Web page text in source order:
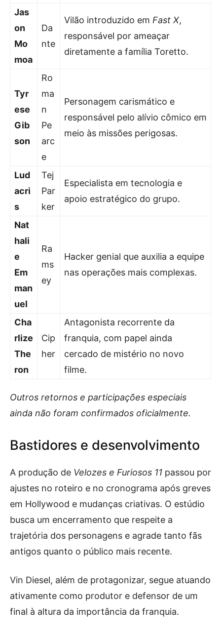
Jas
on
Mo
moa
Da
nte
Vilão introduzido em Fast X,
responsável por ameaçar
diretamente a família Toretto.
Tyr
ese
Gib
son
Ro
ma
n
Pe
arc
e
Personagem carismático e
responsável pelo alívio cômico em
meio às missões perigosas.
Lud
acri
s
Tej
Par
ker
Especialista em tecnologia e
apoio estratégico do grupo.
Nat
hali
e
Em
man
uel
Ra
ms
ey
Hacker genial que auxilia a equipe
nas operações mais complexas.
Cha
rlize
The
ron
Cip
her
Antagonista recorrente da
franquia, com papel ainda
cercado de mistério no novo
filme.
Outros retornos e participações especiais
ainda não foram confirmados oficialmente.
Bastidores e desenvolvimento
A produção de Velozes e Furiosos 11 passou por
ajustes no roteiro e no cronograma após greves
em Hollywood e mudanças criativas. O estúdio
busca um encerramento que respeite a
trajetória dos personagens e agrade tanto fãs
antigos quanto o público mais recente.
Vin Diesel, além de protagonizar, segue atuando
ativamente como produtor e defensor de um
final à altura da importância da franquia.